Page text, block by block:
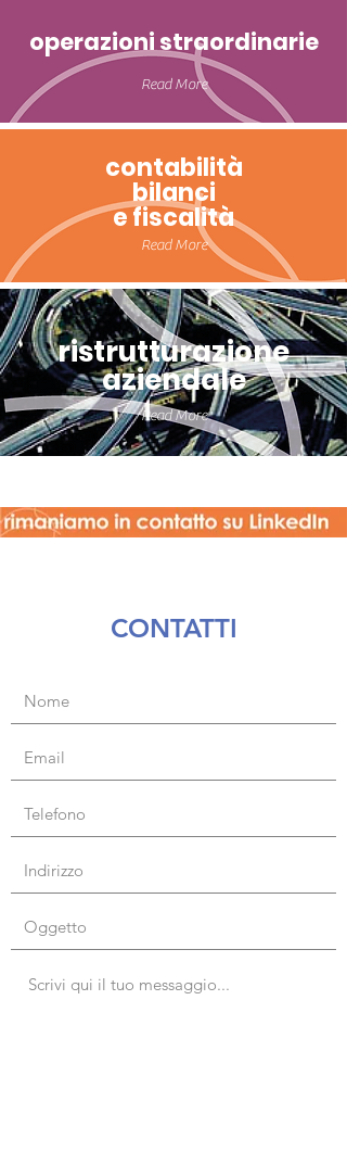
operazioni straordinarie
Read More
contabilità
bilanci
e fiscalità
Read More
ristrutturazione
aziendale
Read More
CONTATTI